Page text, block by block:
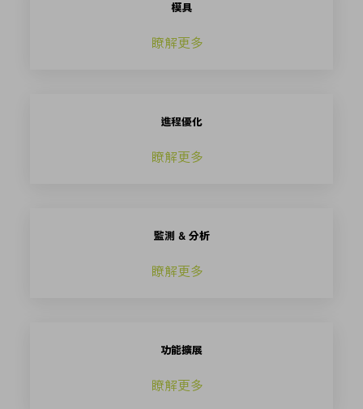
模具
瞭解更多
進程優化
瞭解更多
監測 & 分析
瞭解更多
功能擴展
瞭解更多